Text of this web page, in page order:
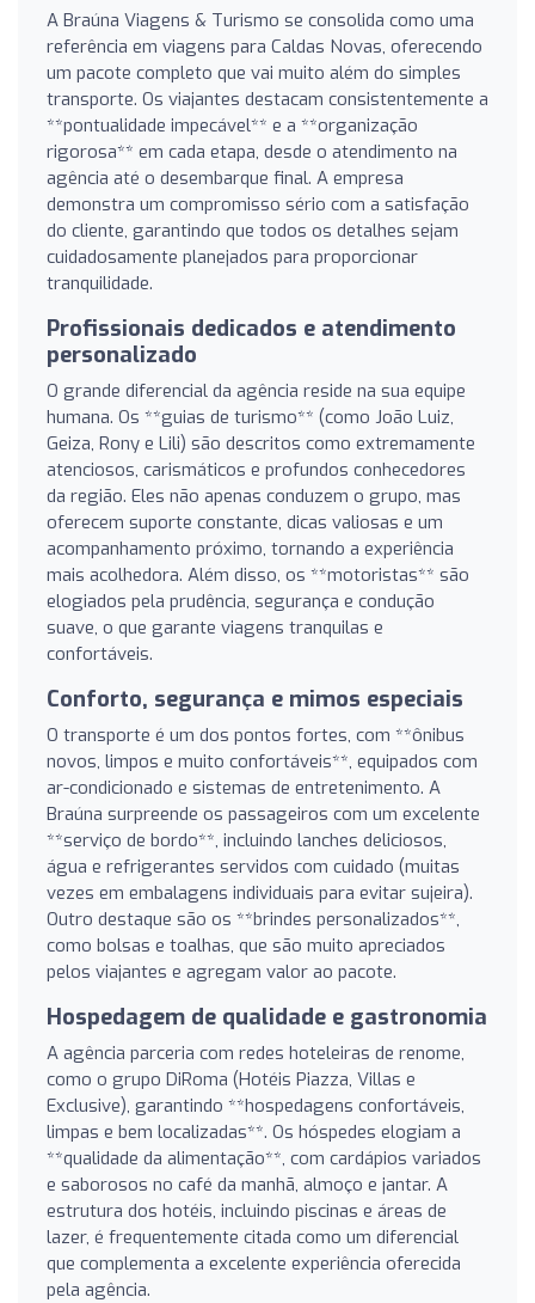
A Braúna Viagens & Turismo se consolida como uma
referência em viagens para Caldas Novas, oferecendo
um pacote completo que vai muito além do simples
transporte. Os viajantes destacam consistentemente a
**pontualidade impecável** e a **organização
rigorosa** em cada etapa, desde o atendimento na
agência até o desembarque final. A empresa
demonstra um compromisso sério com a satisfação
do cliente, garantindo que todos os detalhes sejam
cuidadosamente planejados para proporcionar
tranquilidade.
Profissionais dedicados e atendimento
personalizado
O grande diferencial da agência reside na sua equipe
humana. Os **guias de turismo** (como João Luiz,
Geiza, Rony e Lili) são descritos como extremamente
atenciosos, carismáticos e profundos conhecedores
da região. Eles não apenas conduzem o grupo, mas
oferecem suporte constante, dicas valiosas e um
acompanhamento próximo, tornando a experiência
mais acolhedora. Além disso, os **motoristas** são
elogiados pela prudência, segurança e condução
suave, o que garante viagens tranquilas e
confortáveis.
Conforto, segurança e mimos especiais
O transporte é um dos pontos fortes, com **ônibus
novos, limpos e muito confortáveis**, equipados com
ar-condicionado e sistemas de entretenimento. A
Braúna surpreende os passageiros com um excelente
**serviço de bordo**, incluindo lanches deliciosos,
água e refrigerantes servidos com cuidado (muitas
vezes em embalagens individuais para evitar sujeira).
Outro destaque são os **brindes personalizados**,
como bolsas e toalhas, que são muito apreciados
pelos viajantes e agregam valor ao pacote.
Hospedagem de qualidade e gastronomia
A agência parceria com redes hoteleiras de renome,
como o grupo DiRoma (Hotéis Piazza, Villas e
Exclusive), garantindo **hospedagens confortáveis,
limpas e bem localizadas**. Os hóspedes elogiam a
**qualidade da alimentação**, com cardápios variados
e saborosos no café da manhã, almoço e jantar. A
estrutura dos hotéis, incluindo piscinas e áreas de
lazer, é frequentemente citada como um diferencial
que complementa a excelente experiência oferecida
pela agência.